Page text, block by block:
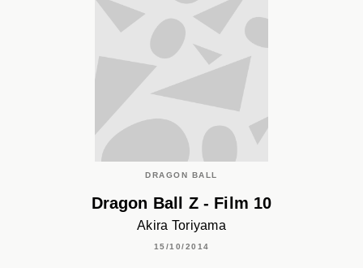
DRAGON BALL
Dragon Ball Z - Film 10
Akira Toriyama
15/10/2014